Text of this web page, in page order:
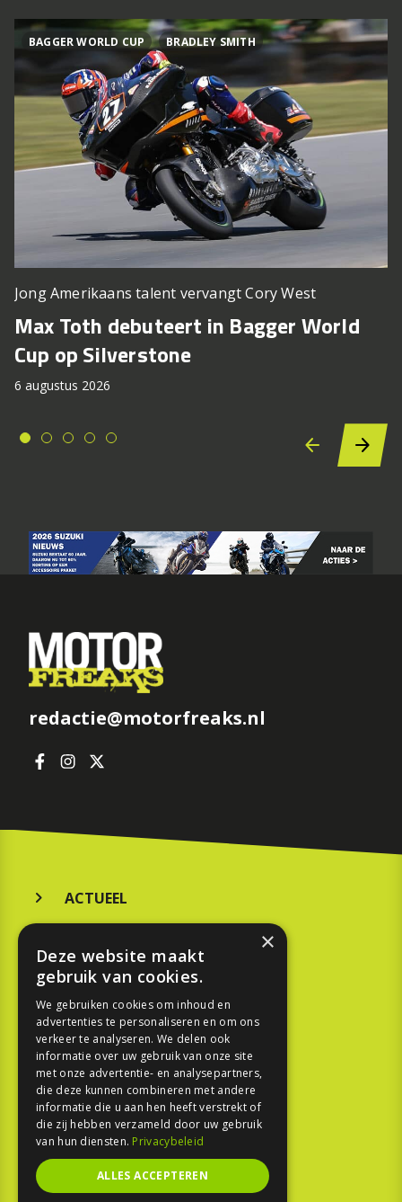
BAGGER WORLD CUP BRADLEY SMITH
Jong Amerikaans talent vervangt Cory West
Max Toth debuteert in Bagger World
Cup op Silverstone
6 augustus 2026
redactie@motorfreaks.nl
ACTUEEL
KOOPGIDS
TESTEN
SPORT
REPORTAGE
TOUREN
NIEUWSBRIEF
×
Deze website maakt
gebruik van cookies.
We gebruiken cookies om inhoud en
advertenties te personaliseren en om ons
verkeer te analyseren. We delen ook
informatie over uw gebruik van onze site
met onze advertentie- en analysepartners,
die deze kunnen combineren met andere
informatie die u aan hen heeft verstrekt of
die zij hebben verzameld door uw gebruik
van hun diensten. Privacybeleid
ALLES ACCEPTEREN